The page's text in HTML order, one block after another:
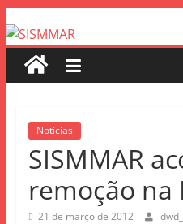
Notícias
SISMMAR
remoção na
21 de março de 2012